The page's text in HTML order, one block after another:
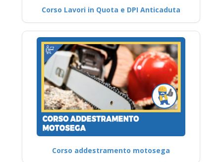
Corso Lavori in Quota e DPI Anticaduta
Corso addestramento motosega